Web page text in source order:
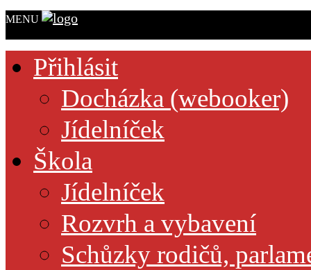
MENU
Přihlásit
Docházka (webooker)
Jídelníček
Škola
Jídelníček
Rozvrh a vybavení
Schůzky rodičů,